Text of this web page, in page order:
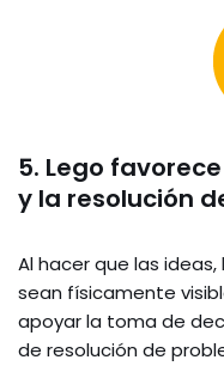
5. Lego
y la resolución
Al hacer que las
sean físicamente
apoyar la toma de
de resolución de